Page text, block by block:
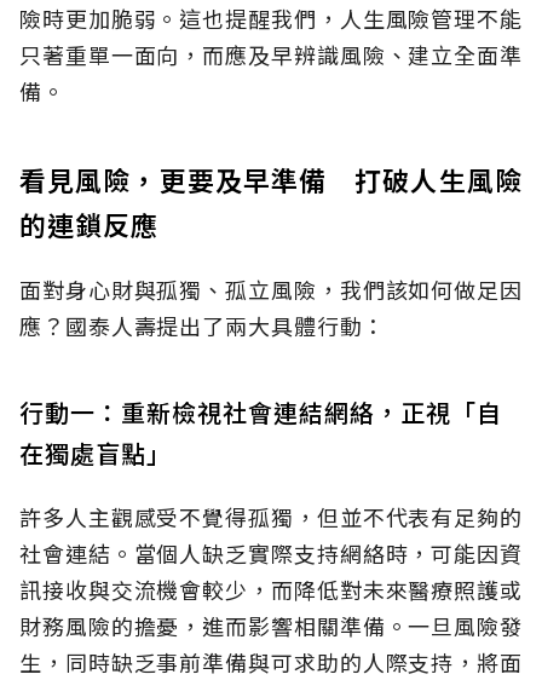
險時更加脆弱。這也提醒我們，人生風險管理不能
只著重單一面向，而應及早辨識風險、建立全面準
備。
看見風險，更要及早準備 打破人生風險
的連鎖反應
面對身心財與孤獨、孤立風險，我們該如何做足因
應？國泰人壽提出了兩大具體行動：
行動一：重新檢視社會連結網絡，正視「自
在獨處盲點」
許多人主觀感受不覺得孤獨，但並不代表有足夠的
社會連結。當個人缺乏實際支持網絡時，可能因資
訊接收與交流機會較少，而降低對未來醫療照護或
財務風險的擔憂，進而影響相關準備。一旦風險發
生，同時缺乏事前準備與可求助的人際支持，將面